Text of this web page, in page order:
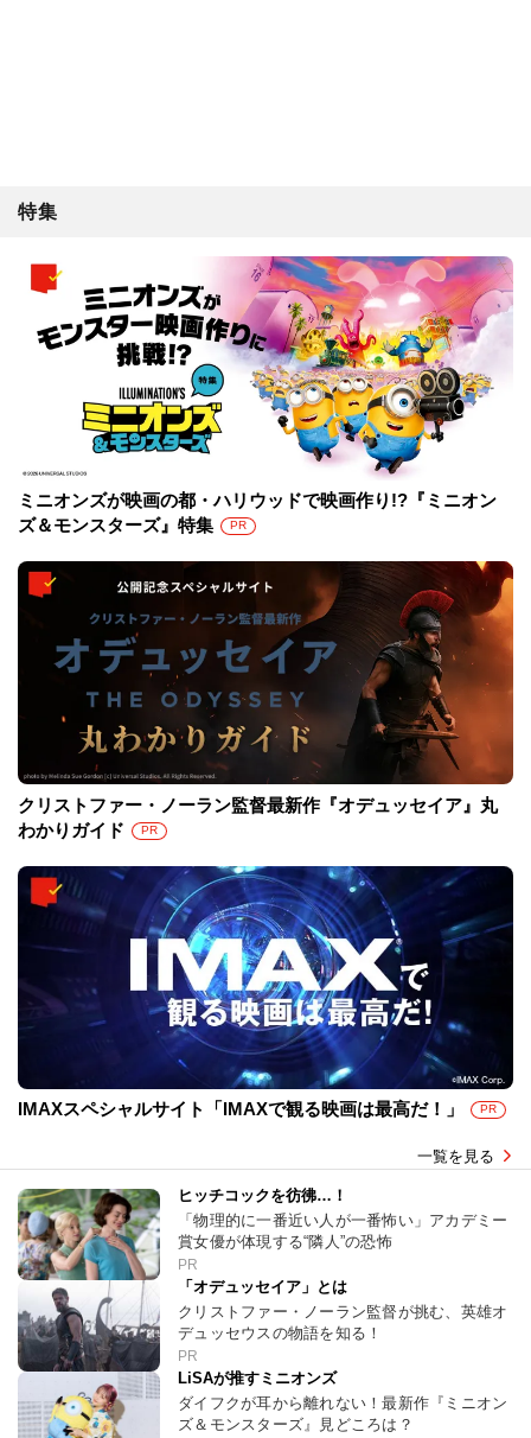
特集
ミニオンズが映画の都・ハリウッドで映画作り!?『ミニオン
ズ＆モンスターズ』特集
PR
クリストファー・ノーラン監督最新作『オデュッセイア』丸
わかりガイド
PR
IMAXスペシャルサイト「IMAXで観る映画は最高だ！」 PR
一覧を見る
ヒッチコックを彷彿…！
「物理的に一番近い人が一番怖い」アカデミー
賞女優が体現する“隣人”の恐怖
PR
「オデュッセイア」とは
クリストファー・ノーラン監督が挑む、英雄オ
デュッセウスの物語を知る！
PR
LiSAが推すミニオンズ
ダイフクが耳から離れない！最新作『ミニオン
ズ＆モンスターズ』見どころは？